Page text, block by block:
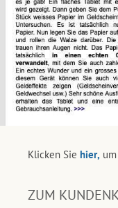
Klicken Sie hier,
ZUM